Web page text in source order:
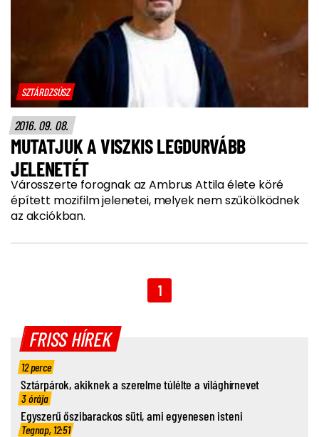
SZTÁRDZSÚSZ
2016. 09. 08.
MUTATJUK A VISZKIS LEGDURVÁBB
JELENETÉT
Városszerte forognak az Ambrus Attila élete köré
épített mozifilm jelenetei, melyek nem szűkölködnek
az akciókban.
1
FRISS HÍREK
12 perce
Sztárpárok, akiknek a szerelme túlélte a világhírnevet
3 órája
Egyszerű őszibarackos süti, ami egyenesen isteni
Tegnap, 12:51